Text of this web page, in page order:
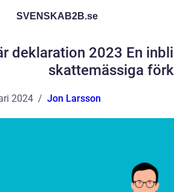
SVENSKAB2B.se
deklaration 2023 En
skattemässiga
2024 Jon Larsson